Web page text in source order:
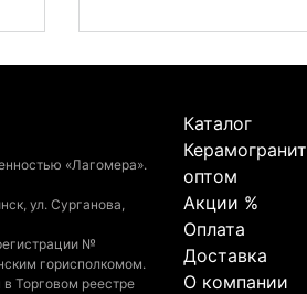
«Лагомера».
ул. Сурганова,
№
горисполкомом.
Торговом реестре
Каталог
Керамогранит
оптом
Акции %
Оплата
Доставка
О компании